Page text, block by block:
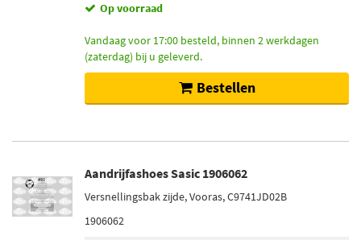
Op voorraad
Vandaag voor 17:00 besteld, binnen 2 werkdagen
(zaterdag) bij u geleverd.
Bestellen
Aandrijfashoes Sasic 1906062
Versnellingsbak zijde, Vooras, C9741JD02B
1906062